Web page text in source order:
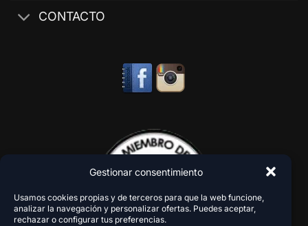
Gestionar consentimiento
Usamos cookies propias y de terceros para que la web funcione,
analizar la navegación y personalizar ofertas. Puedes aceptar,
rechazar o configurar tus preferencias.
CONTACTO